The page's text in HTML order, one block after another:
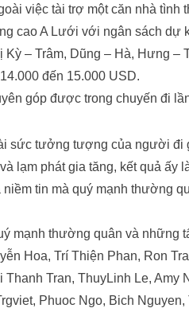
việc tài trợ một căn nhà
cao A Lưới với ngân sách dự
Kỳ – Trâm, Dũng – Hà, Hưng
đến 15.000 USD.
góp được trong chuyến đi
sức tưởng tượng của người đi
lạm phát gia tăng, kết quả ấy
tin mà quý mạnh thường
mạnh thường quân và những
Hoa, Trí Thiện Phan, Ron
Thanh Tran, ThuyLinh Le, Amy
Phuoc Ngo, Bich